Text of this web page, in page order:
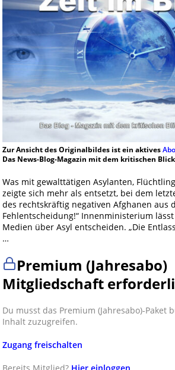
Zur Ansicht des Originalbildes ist ein aktivesAbo
Das News-Blog-Magazin mit dem kritischen
Was mit gewalttätigen Asylanten,
zeigte sich mehr als entsetzt, bei dem
des rechtskräftig negativen Afghanen aus
Fehlentscheidung!“ Innenministerium
Medien über Asyl entscheiden. „Die
…
Premium (Jahresabo)
Mitgliedschaft
Du musst das Premium (Jahresabo)-Paket
Inhalt zuzugreifen.
Zugang freischalten